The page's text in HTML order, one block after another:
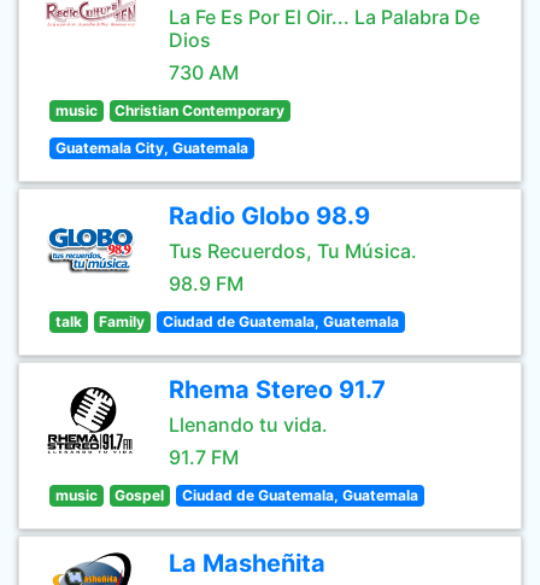
La Fe Es Por El Oir... La Palabra De
Dios
730 AM
music Christian Contemporary
Guatemala City, Guatemala
Radio Globo 98.9
Tus Recuerdos, Tu Música.
98.9 FM
talk Family Ciudad de Guatemala, Guatemala
Rhema Stereo 91.7
Llenando tu vida.
91.7 FM
music Gospel Ciudad de Guatemala, Guatemala
La Masheñita